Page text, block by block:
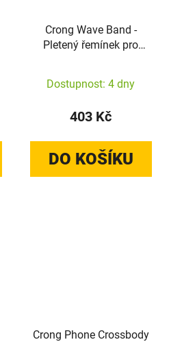
Crong Wave Band -
Pletený řemínek pro
(béžový)
Dostupnost: 4 dny
403 Kč
DO KOŠÍKU
Crong Phone Crossbody